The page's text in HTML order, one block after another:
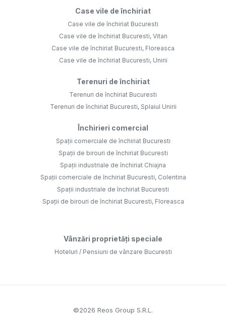
Case vile de închiriat
Case vile de închiriat Bucuresti
Case vile de închiriat Bucuresti, Vitan
Case vile de închiriat Bucuresti, Floreasca
Case vile de închiriat Bucuresti, Unirii
Terenuri de închiriat
Terenuri de închiriat Bucuresti
Terenuri de închiriat Bucuresti, Splaiul Unirii
Închirieri comercial
Spații comerciale de închiriat Bucuresti
Spații de birouri de închiriat Bucuresti
Spații industriale de închiriat Chiajna
Spații comerciale de închiriat Bucuresti, Colentina
Spații industriale de închiriat Bucuresti
Spații de birouri de închiriat Bucuresti, Floreasca
Vânzări proprietăți speciale
Hoteluri / Pensiuni de vânzare Bucuresti
©2026 Reos Group S.R.L.